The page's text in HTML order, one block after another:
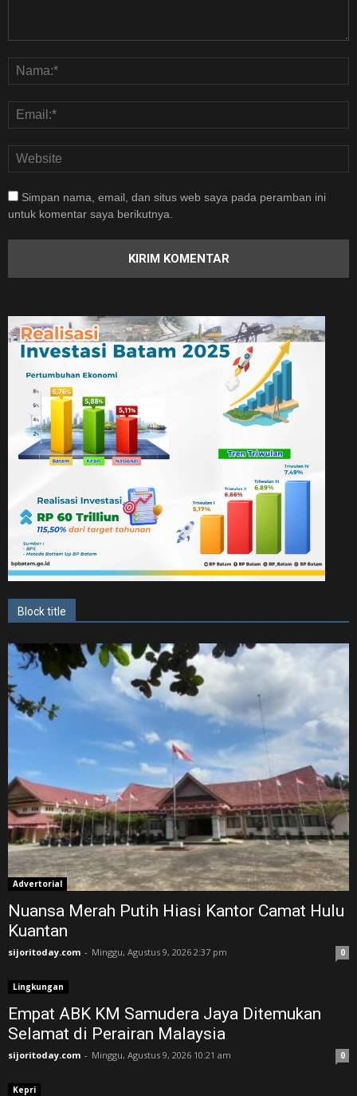
Simpan nama, email, dan situs web saya pada peramban ini
untuk komentar saya berikutnya.
Block title
Advertorial
Nuansa Merah Putih Hiasi Kantor Camat Hulu
Kuantan
sijoritoday.com - Minggu, Agustus 9, 2026 2:37 pm 0
Lingkungan
Empat ABK KM Samudera Jaya Ditemukan
Selamat di Perairan Malaysia
sijoritoday.com - Minggu, Agustus 9, 2026 10:21 am 0
Kepri